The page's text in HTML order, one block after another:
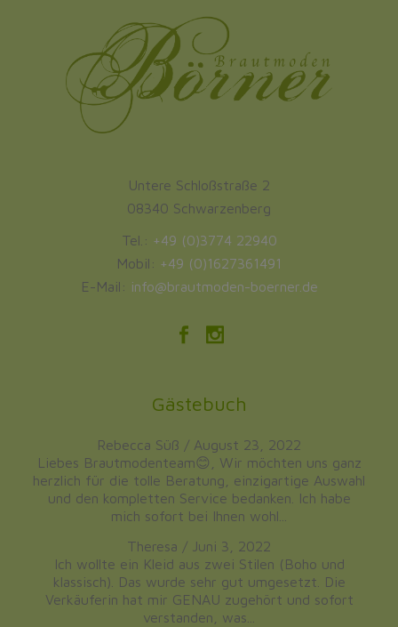
Untere Schloßstraße 2
08340 Schwarzenberg
Tel.: +49 (0)3774 22940
Mobil: +49 (0)1627361491
E-Mail: info@brautmoden-boerner.de
Gästebuch
Rebecca Süß / August 23, 2022
Liebes Brautmodenteam😊, Wir möchten uns ganz
herzlich für die tolle Beratung, einzigartige Auswahl
und den kompletten Service bedanken. Ich habe
mich sofort bei Ihnen wohl...
Theresa / Juni 3, 2022
Ich wollte ein Kleid aus zwei Stilen (Boho und
klassisch). Das wurde sehr gut umgesetzt. Die
Verkäuferin hat mir GENAU zugehört und sofort
verstanden, was...